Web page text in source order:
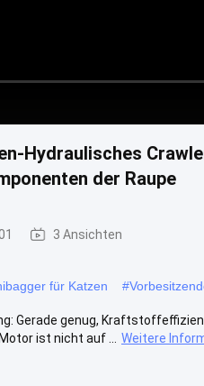
Hydraulisches
der Raupe
3 Ansichten
für Katzen #
Gerade genug,
ist nicht auf ...
Weitere